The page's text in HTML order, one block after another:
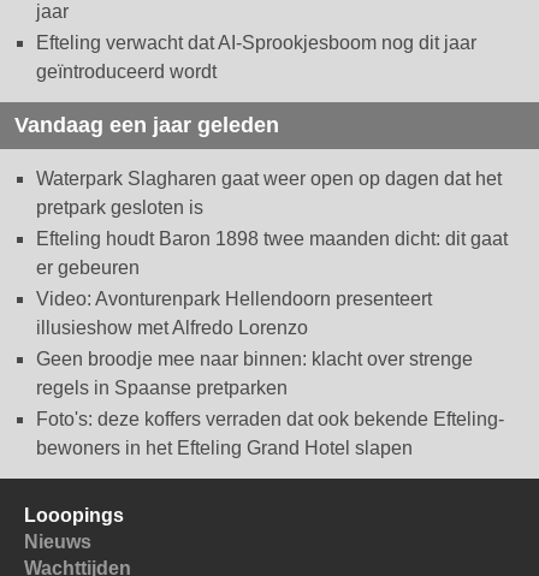
jaar
Efteling verwacht dat AI-Sprookjesboom nog dit jaar
geïntroduceerd wordt
Vandaag een jaar geleden
Waterpark Slagharen gaat weer open op dagen dat het
pretpark gesloten is
Efteling houdt Baron 1898 twee maanden dicht: dit gaat
er gebeuren
Video: Avonturenpark Hellendoorn presenteert
illusieshow met Alfredo Lorenzo
Geen broodje mee naar binnen: klacht over strenge
regels in Spaanse pretparken
Foto's: deze koffers verraden dat ook bekende Efteling-
bewoners in het Efteling Grand Hotel slapen
Looopings
Nieuws
Wachttijden